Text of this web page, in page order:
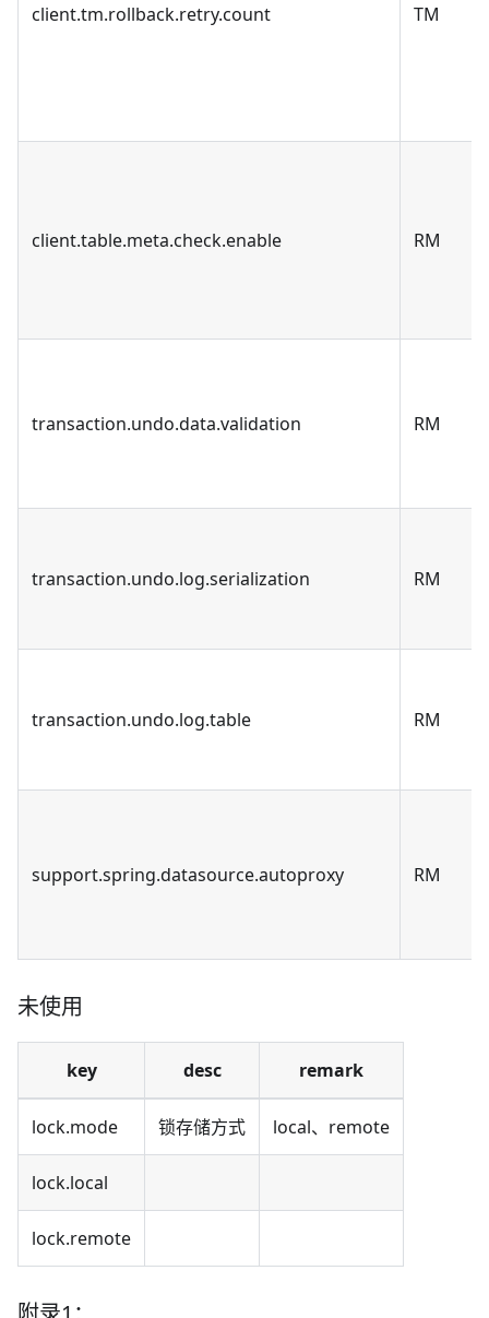
client.tm.rollback.retry.count TM
client.table.meta.check.enable RM
transaction.undo.data.validation RM
transaction.undo.log.serialization RM
transaction.undo.log.table RM
support.spring.datasource.autoproxy RM
未使用
key desc remark
lock.mode 锁存储方式 local、remote
lock.local
lock.remote